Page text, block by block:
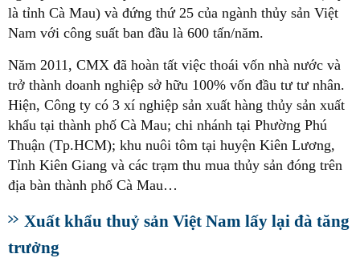
là tỉnh Cà Mau) và đứng thứ 25 của ngành thủy sản Việt
Nam với công suất ban đầu là 600 tấn/năm.
Năm 2011, CMX đã hoàn tất việc thoái vốn nhà nước và
trở thành doanh nghiệp sở hữu 100% vốn đầu tư tư nhân.
Hiện, Công ty có 3 xí nghiệp sản xuất hàng thủy sản xuất
khẩu tại thành phố Cà Mau; chi nhánh tại Phường Phú
Thuận (Tp.HCM); khu nuôi tôm tại huyện Kiên Lương,
Tỉnh Kiên Giang và các trạm thu mua thủy sản đóng trên
địa bàn thành phố Cà Mau…
Xuất khẩu thuỷ sản Việt Nam lấy lại đà tăng
trưởng